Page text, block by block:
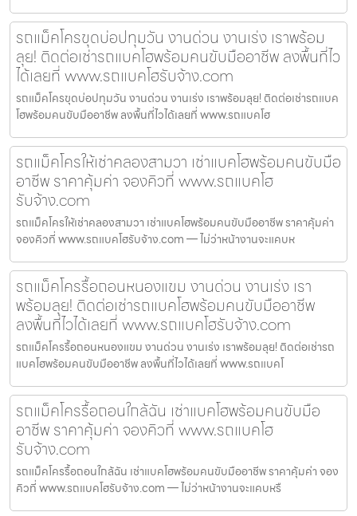
รถแม็คโครขุดบ่อปทุมวัน งานด่วน งานเร่ง เราพร้อม
ลุย! ติดต่อเช่ารถแบคโฮพร้อมคนขับมืออาชีพ ลงพื้นที่ไว
ได้เลยที่ www.รถแบคโฮรับจ้าง.com
รถแม็คโครขุดบ่อปทุมวัน งานด่วน งานเร่ง เราพร้อมลุย! ติดต่อเช่ารถแบค
โฮพร้อมคนขับมืออาชีพ ลงพื้นที่ไวได้เลยที่ www.รถแบคโฮ
รถแม็คโครให้เช่าคลองสามวา เช่าแบคโฮพร้อมคนขับมือ
อาชีพ ราคาคุ้มค่า จองคิวที่ www.รถแบคโฮ
รับจ้าง.com
รถแม็คโครให้เช่าคลองสามวา เช่าแบคโฮพร้อมคนขับมืออาชีพ ราคาคุ้มค่า
จองคิวที่ www.รถแบคโฮรับจ้าง.com — ไม่ว่าหน้างานจะแคบห
รถแม็คโครรื้อถอนหนองแขม งานด่วน งานเร่ง เรา
พร้อมลุย! ติดต่อเช่ารถแบคโฮพร้อมคนขับมืออาชีพ
ลงพื้นที่ไวได้เลยที่ www.รถแบคโฮรับจ้าง.com
รถแม็คโครรื้อถอนหนองแขม งานด่วน งานเร่ง เราพร้อมลุย! ติดต่อเช่ารถ
แบคโฮพร้อมคนขับมืออาชีพ ลงพื้นที่ไวได้เลยที่ www.รถแบคโ
รถแม็คโครรื้อถอนใกล้ฉัน เช่าแบคโฮพร้อมคนขับมือ
อาชีพ ราคาคุ้มค่า จองคิวที่ www.รถแบคโฮ
รับจ้าง.com
รถแม็คโครรื้อถอนใกล้ฉัน เช่าแบคโฮพร้อมคนขับมืออาชีพ ราคาคุ้มค่า จอง
คิวที่ www.รถแบคโฮรับจ้าง.com — ไม่ว่าหน้างานจะแคบหรื